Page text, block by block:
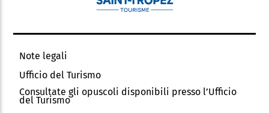
Note legali
Ufficio del Turismo
Consultate gli opuscoli disponibili presso l’Ufficio
del Turismo